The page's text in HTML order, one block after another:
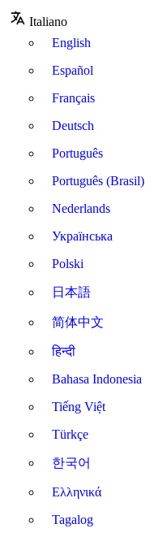
Italiano
English
Español
Français
Deutsch
Português
Português (Brasil)
Nederlands
Українська
Polski
日本語
简体中文
हिन्दी
Bahasa Indonesia
Tiếng Việt
Türkçe
한국어
Ελληνικά
Tagalog